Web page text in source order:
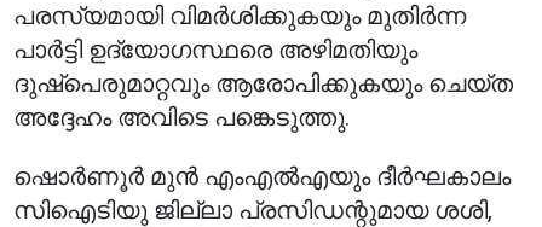
പരസ്യമായി വിമർശിക്കുകയും മുതിർന്ന
പാർട്ടി ഉദ്യോഗസ്ഥരെ അഴിമതിയും
ദുഷ്‌പെരുമാറ്റവും ആരോപിക്കുകയും ചെയ്ത
അദ്ദേഹം അവിടെ പങ്കെടുത്തു.
ഷൊർണൂർ മുൻ എംഎൽഎയും ദീർഘകാലം
സിഐടിയു ജില്ലാ പ്രസിഡന്റുമായ ശശി,